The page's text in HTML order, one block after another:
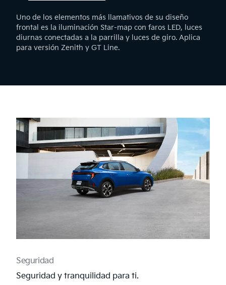
Uno de los elementos más llamativos de su diseño
frontal es la iluminación Star-map con faros LED, luces
diurnas conectadas a la parrilla y luces de giro. Aplica
para versión Zenith y GT Line.
Seguridad
Seguridad y tranquilidad para ti.